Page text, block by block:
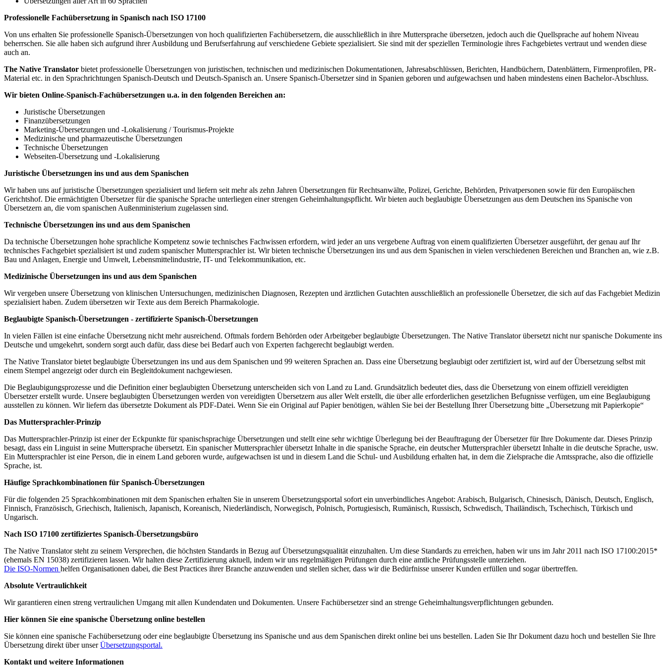
Professionelle Fachübersetzung in Spanisch nach ISO 17100
Von uns erhalten Sie professionelle Spanisch-Übersetzungen von hoch qualifizierten Fachübersetzern, die ausschließlich in ihre Muttersprache übersetzen, jedoch auch die Quellsprache auf hohem Niveau
beherrschen. Sie alle haben sich aufgrund ihrer Ausbildung und Berufserfahrung auf verschiedene Gebiete spezialisiert. Sie sind mit der speziellen Terminologie ihres Fachgebietes vertraut und wenden diese
auch an.
The Native Translator bietet professionelle Übersetzungen von juristischen, technischen und medizinischen Dokumentationen, Jahresabschlüssen, Berichten, Handbüchern, Datenblättern, Firmenprofilen, PR-
Material etc. in den Sprachrichtungen Spanisch-Deutsch und Deutsch-Spanisch an. Unsere Spanisch-Übersetzer sind in Spanien geboren und aufgewachsen und haben mindestens einen Bachelor-Abschluss.
Wir bieten Online-Spanisch-Fachübersetzungen u.a. in den folgenden Bereichen an:
Juristische Übersetzungen
Finanzübersetzungen
Marketing-Übersetzungen und -Lokalisierung / Tourismus-Projekte
Medizinische und pharmazeutische Übersetzungen
Technische Übersetzungen
Webseiten-Übersetzung und -Lokalisierung
Juristische Übersetzungen ins und aus dem Spanischen
Wir haben uns auf juristische Übersetzungen spezialisiert und liefern seit mehr als zehn Jahren Übersetzungen für Rechtsanwälte, Polizei, Gerichte, Behörden, Privatpersonen sowie für den Europäischen
Gerichtshof. Die ermächtigten Übersetzer für die spanische Sprache unterliegen einer strengen Geheimhaltungspflicht. Wir bieten auch beglaubigte Übersetzungen aus dem Deutschen ins Spanische von
Übersetzern an, die vom spanischen Außenministerium zugelassen sind.
Technische Übersetzungen ins und aus dem Spanischen
Da technische Übersetzungen hohe sprachliche Kompetenz sowie technisches Fachwissen erfordern, wird jeder an uns vergebene Auftrag von einem qualifizierten Übersetzer ausgeführt, der genau auf Ihr
technisches Fachgebiet spezialisiert ist und zudem spanischer Muttersprachler ist. Wir bieten technische Übersetzungen ins und aus dem Spanischen in vielen verschiedenen Bereichen und Branchen an, wie z.B.
Bau und Anlagen, Energie und Umwelt, Lebensmittelindustrie, IT- und Telekommunikation, etc.
Medizinische Übersetzungen ins und aus dem Spanischen
Wir vergeben unsere Übersetzung von klinischen Untersuchungen, medizinischen Diagnosen, Rezepten und ärztlichen Gutachten ausschließlich an professionelle Übersetzer, die sich auf das Fachgebiet Medizin
spezialisiert haben. Zudem übersetzen wir Texte aus dem Bereich Pharmakologie.
Beglaubigte Spanisch-Übersetzungen - zertifizierte Spanisch-Übersetzungen
In vielen Fällen ist eine einfache Übersetzung nicht mehr ausreichend. Oftmals fordern Behörden oder Arbeitgeber beglaubigte Übersetzungen. The Native Translator übersetzt nicht nur spanische Dokumente ins
Deutsche und umgekehrt, sondern sorgt auch dafür, dass diese bei Bedarf auch von Experten fachgerecht beglaubigt werden.
The Native Translator bietet beglaubigte Übersetzungen ins und aus dem Spanischen und 99 weiteren Sprachen an. Dass eine Übersetzung beglaubigt oder zertifiziert ist, wird auf der Übersetzung selbst mit
einem Stempel angezeigt oder durch ein Begleitdokument nachgewiesen.
Die Beglaubigungsprozesse und die Definition einer beglaubigten Übersetzung unterscheiden sich von Land zu Land. Grundsätzlich bedeutet dies, dass die Übersetzung von einem offiziell vereidigten
Übersetzer erstellt wurde. Unsere beglaubigten Übersetzungen werden von vereidigten Übersetzern aus aller Welt erstellt, die über alle erforderlichen gesetzlichen Befugnisse verfügen, um eine Beglaubigung
ausstellen zu können. Wir liefern das übersetzte Dokument als PDF-Datei. Wenn Sie ein Original auf Papier benötigen, wählen Sie bei der Bestellung Ihrer Übersetzung bitte „Übersetzung mit Papierkopie“
Das Muttersprachler-Prinzip
Das Muttersprachler-Prinzip ist einer der Eckpunkte für spanischsprachige Übersetzungen und stellt eine sehr wichtige Überlegung bei der Beauftragung der Übersetzer für Ihre Dokumente dar. Dieses Prinzip
besagt, dass ein Linguist in seine Muttersprache übersetzt. Ein spanischer Muttersprachler übersetzt Inhalte in die spanische Sprache, ein deutscher Muttersprachler übersetzt Inhalte in die deutsche Sprache, usw.
Ein Muttersprachler ist eine Person, die in einem Land geboren wurde, aufgewachsen ist und in diesem Land die Schul- und Ausbildung erhalten hat, in dem die Zielsprache die Amtssprache, also die offizielle
Sprache, ist.
Häufige Sprachkombinationen für Spanisch-Übersetzungen
Für die folgenden 25 Sprachkombinationen mit dem Spanischen erhalten Sie in unserem Übersetzungsportal sofort ein unverbindliches Angebot: Arabisch, Bulgarisch, Chinesisch, Dänisch, Deutsch, Englisch,
Finnisch, Französisch, Griechisch, Italienisch, Japanisch, Koreanisch, Niederländisch, Norwegisch, Polnisch, Portugiesisch, Rumänisch, Russisch, Schwedisch, Thailändisch, Tschechisch, Türkisch und
Ungarisch.
Nach ISO 17100 zertifiziertes Spanisch-Übersetzungsbüro
The Native Translator steht zu seinem Versprechen, die höchsten Standards in Bezug auf Übersetzungsqualität einzuhalten. Um diese Standards zu erreichen, haben wir uns im Jahr 2011 nach ISO 17100:2015*
(ehemals EN 15038) zertifizieren lassen. Wir halten diese Zertifizierung aktuell, indem wir uns regelmäßigen Prüfungen durch eine amtliche Prüfungsstelle unterziehen.
Die ISO-Normen helfen Organisationen dabei, die Best Practices ihrer Branche anzuwenden und stellen sicher, dass wir die Bedürfnisse unserer Kunden erfüllen und sogar übertreffen.
Absolute Vertraulichkeit
Wir garantieren einen streng vertraulichen Umgang mit allen Kundendaten und Dokumenten. Unsere Fachübersetzer sind an strenge Geheimhaltungsverpflichtungen gebunden.
Hier können Sie eine spanische Übersetzung online bestellen
Sie können eine spanische Fachübersetzung oder eine beglaubigte Übersetzung ins Spanische und aus dem Spanischen direkt online bei uns bestellen. Laden Sie Ihr Dokument dazu hoch und bestellen Sie Ihre
Übersetzung direkt über unserÜbersetzungsportal.
Kontakt und weitere Informationen